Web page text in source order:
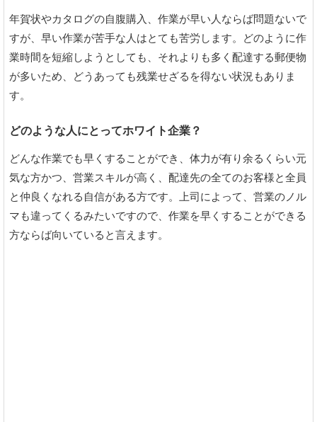
年賀状やカタログの自腹購入、作業が早い人ならば問題ないで
すが、早い作業が苦手な人はとても苦労します。どのように作
業時間を短縮しようとしても、それよりも多く配達する郵便物
が多いため、どうあっても残業せざるを得ない状況もありま
す。
どのような人にとってホワイト企業？
どんな作業でも早くすることができ、体力が有り余るくらい元
気な方かつ、営業スキルが高く、配達先の全てのお客様と全員
と仲良くなれる自信がある方です。上司によって、営業のノル
マも違ってくるみたいですので、作業を早くすることができる
方ならば向いていると言えます。